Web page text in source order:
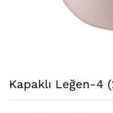
Kapaklı Leğen-4